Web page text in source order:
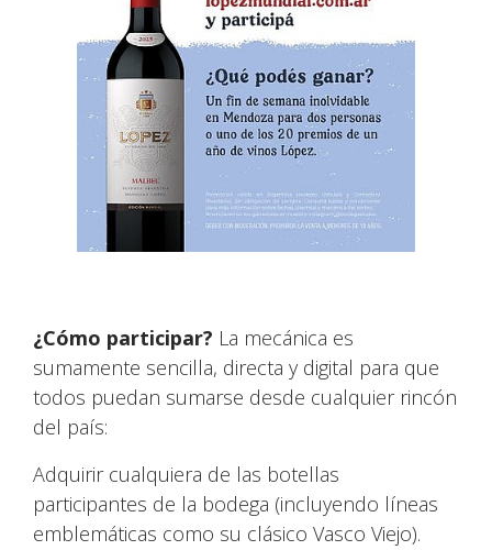
¿Cómo participar? La mecánica es
sumamente sencilla, directa y digital para que
todos puedan sumarse desde cualquier rincón
del país:
Adquirir cualquiera de las botellas
participantes de la bodega (incluyendo líneas
emblemáticas como su clásico Vasco Viejo).